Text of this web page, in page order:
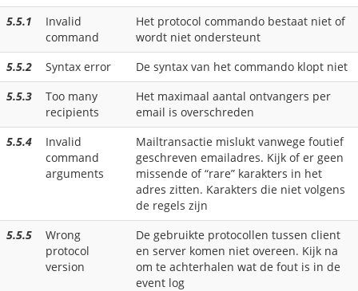
5.5.1
Invalid
command
Het protocol commando bestaat niet of
wordt niet ondersteunt
5.5.2
Syntax error
De syntax van het commando klopt niet
5.5.3
Too many
recipients
Het maximaal aantal ontvangers per
email is overschreden
5.5.4
Invalid
command
arguments
Mailtransactie mislukt vanwege foutief
geschreven emailadres. Kijk of er geen
missende of “rare” karakters in het
adres zitten. Karakters die niet volgens
de regels zijn
5.5.5
Wrong
protocol
version
De gebruikte protocollen tussen client
en server komen niet overeen. Kijk na
om te achterhalen wat de fout is in de
event log